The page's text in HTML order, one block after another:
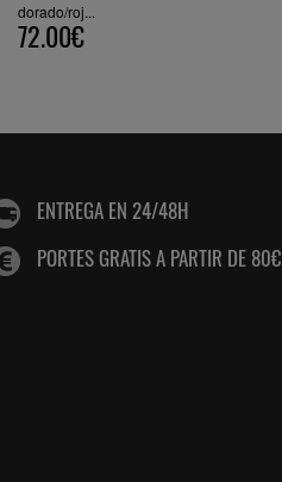
dorado/roj...
72.00€
ENTREGA EN 24/48H
PORTES GRATIS A PARTIR DE 80€